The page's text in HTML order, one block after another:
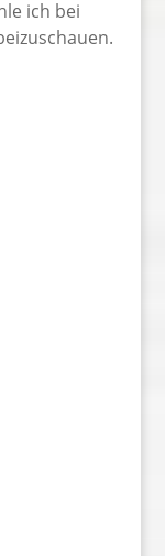
ich bei